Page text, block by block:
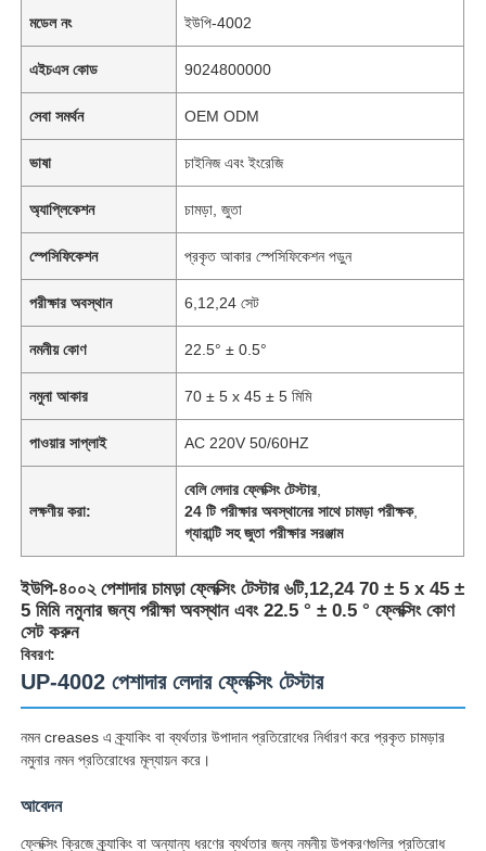
মডেল নং ইউপি-4002
এইচএস কোড 9024800000
সেবা সমর্থন OEM ODM
ভাষা চাইনিজ এবং ইংরেজি
অ্যাপ্লিকেশন চামড়া, জুতা
স্পেসিফিকেশন প্রকৃত আকার স্পেসিফিকেশন পড়ুন
পরীক্ষার অবস্থান 6,12,24 সেট
নমনীয় কোণ 22.5° ± 0.5°
নমুনা আকার 70 ± 5 x 45 ± 5 মিমি
পাওয়ার সাপ্লাই AC 220V 50/60HZ
লক্ষণীয় করা:
বেলি লেদার ফ্লেক্সিং টেস্টার,
24 টি পরীক্ষার অবস্থানের সাথে চামড়া পরীক্ষক,
গ্যারান্টি সহ জুতা পরীক্ষার সরঞ্জাম
ইউপি-৪০০২ পেশাদার চামড়া ফ্লেক্সিং টেস্টার ৬টি,12,24 70 ± 5 x 45 ±
5 মিমি নমুনার জন্য পরীক্ষা অবস্থান এবং 22.5 ° ± 0.5 ° ফ্লেক্সিং কোণ
সেট করুন
বিবরণ:
UP-4002 পেশাদার লেদার ফ্লেক্সিং টেস্টার
নমন creases এ ক্র্যাকিং বা ব্যর্থতার উপাদান প্রতিরোধের নির্ধারণ করে প্রকৃত চামড়ার
নমুনার নমন প্রতিরোধের মূল্যায়ন করে।
আবেদন
ফ্লেক্সিং ক্রিজে ক্র্যাকিং বা অন্যান্য ধরণের ব্যর্থতার জন্য নমনীয় উপকরণগুলির প্রতিরোধ